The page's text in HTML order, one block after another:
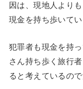
因は、現地人より
現金を持ち歩いてい
犯罪者も現金を持
さん持ち歩く旅行
ると考えているので